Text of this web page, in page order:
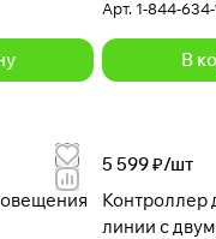
Арт. 1-844-
В
5 599 ₽/шт
Контроллер
линии с